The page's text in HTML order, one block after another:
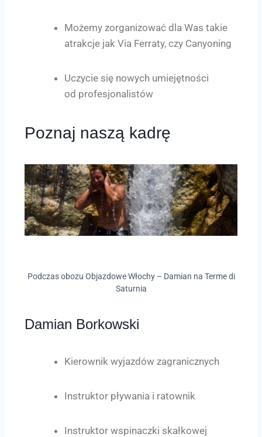
Możemy zorganizować dla Was takie
atrakcje jak Via Ferraty, czy Canyoning
Uczycie się nowych umiejętności
od profesjonalistów
Poznaj naszą kadrę
Podczas obozu Objazdowe Włochy – Damian na Terme di
Saturnia
Damian Borkowski
Kierownik wyjazdów zagranicznych
Instruktor pływania i ratownik
Instruktor wspinaczki skałkowej